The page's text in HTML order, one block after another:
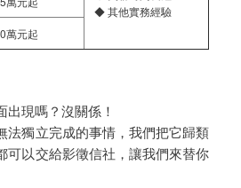
◆ 其他實務經驗
萬元起
現嗎？沒關係！
法獨立完成的事情，我們把它歸類
可以交給影徵信社，讓我們來替你